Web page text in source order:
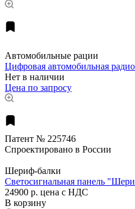
Автомобильные рации
Цифровая автомобильная
Нет в наличии
Цена по запросу
Патент № 225746
Спроектировано в России
Шериф-балки
Светосигнальная панель
24900 р. цена с НДС
В корзину